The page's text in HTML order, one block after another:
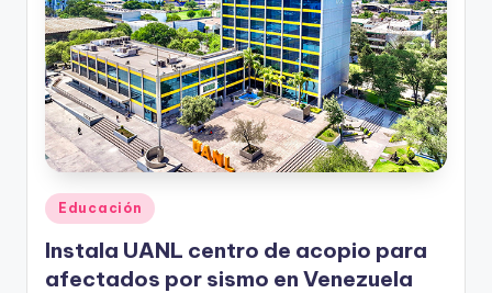
Publicado
en
Educación
Instala UANL centro de acopio para
afectados por sismo en Venezuela